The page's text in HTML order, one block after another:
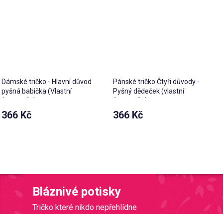
Dámské tričko - Hlavní důvod
pyšná babička (Vlastní
fotografie)
366 Kč
Pánské tričko Čtyři důvody -
Pyšný dědeček (vlastní
fotografie)
366 Kč
Bláznivé potisky
Tričko které nikdo nepřehlídne